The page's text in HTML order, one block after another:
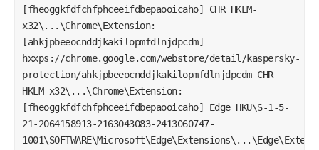
[fheoggkfdfchfphceeifdbepaooicaho] CHR HKLM-
x32\...\Chrome\Extension:
[ahkjpbeeocnddjkakilopmfdlnjdpcdm] -
hxxps://chrome.google.com/webstore/detail/kaspersky-
protection/ahkjpbeeocnddjkakilopmfdlnjdpcdm CHR
HKLM-x32\...\Chrome\Extension:
[fheoggkfdfchfphceeifdbepaooicaho] Edge HKU\S-1-5-
21-2064158913-2163043083-2413060747-